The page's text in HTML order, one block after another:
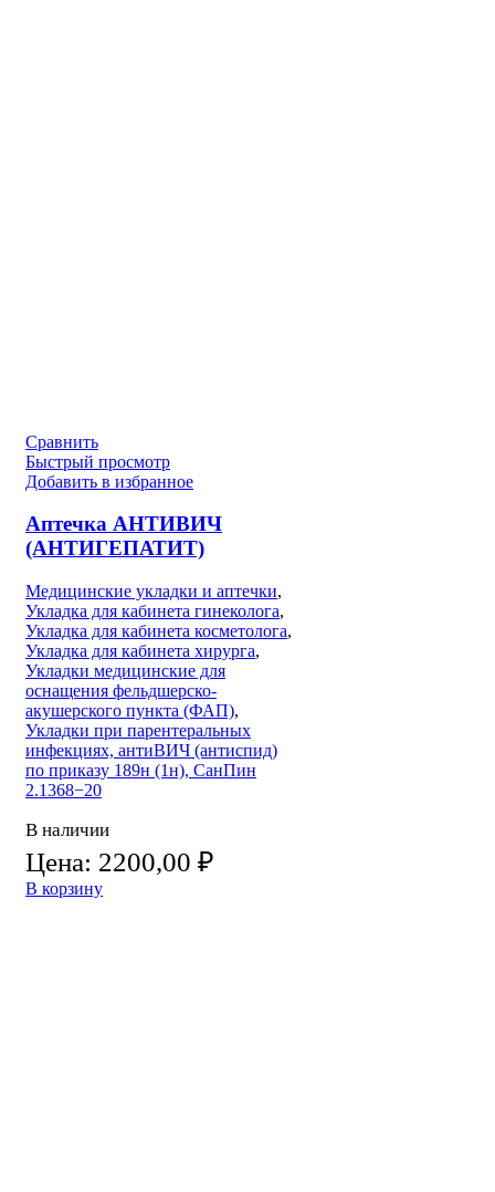
Сравнить
Быстрый просмотр
Добавить в избранное
Аптечка АНТИВИЧ
(АНТИГЕПАТИТ)
Медицинские укладки и аптечки,
Укладка для кабинета гинеколога,
Укладка для кабинета косметолога,
Укладка для кабинета хирурга,
Укладки медицинские для
оснащения фельдшерско-
акушерского пункта (ФАП),
Укладки при парентеральных
инфекциях, антиВИЧ (антиспид)
по приказу 189н (1н), СанПин
2.1368−20
В наличии
Цена: 2200,00 ₽
В корзину